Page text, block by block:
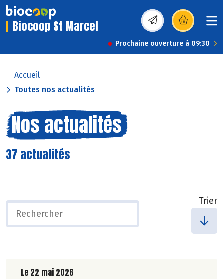
Biocoop St Marcel (s’ouvre dans une
Prochaine ouverture à 09:30
Accueil
Toutes nos actualités
Nos actualités
37 actualités
Trier
Le 22 mai 2026